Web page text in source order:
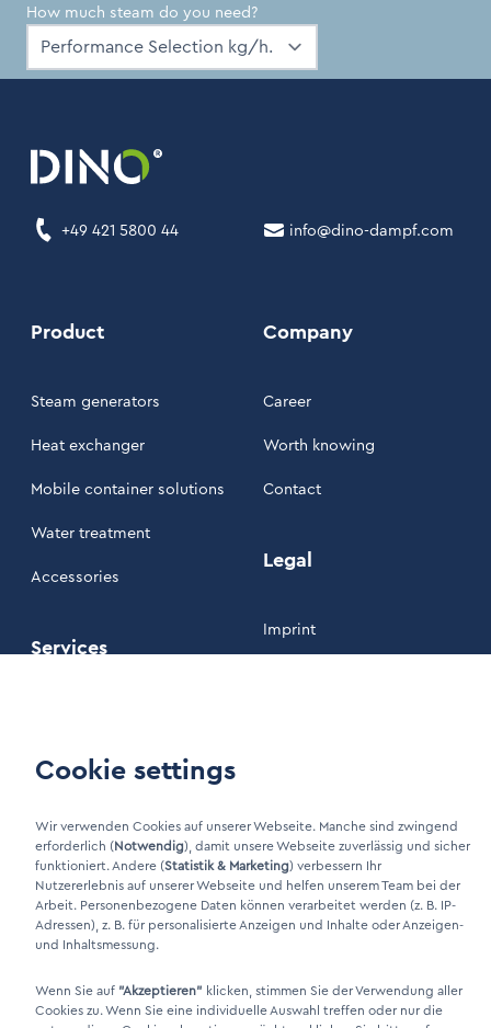
How much steam do you need?
+49 421 5800 44 info@dino-dampf.com
Product
Steam generators
Heat exchanger
Mobile container solutions
Water treatment
Accessories
Services
Customer area
Company
Career
Worth knowing
Contact
Legal
Imprint
LinkIn Link
Xing Link
Cookie settings
Wir verwenden Cookies auf unserer Webseite. Manche sind zwingend
erforderlich (Notwendig), damit unsere Webseite zuverlässig und sicher
funktioniert. Andere (Statistik & Marketing) verbessern Ihr
Nutzererlebnis auf unserer Webseite und helfen unserem Team bei der
Arbeit. Personenbezogene Daten können verarbeitet werden (z. B. IP-
Adressen), z. B. für personalisierte Anzeigen und Inhalte oder Anzeigen-
und Inhaltsmessung.
Wenn Sie auf "Akzeptieren" klicken, stimmen Sie der Verwendung aller
Cookies zu. Wenn Sie eine individuelle Auswahl treffen oder nur die